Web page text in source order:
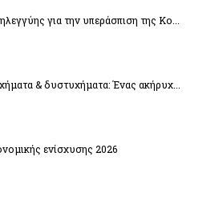
για την υπεράσπιση της Κο...
& δυστυχήµατα: Ένας ακήρυχ...
ενίσχυσης 2026